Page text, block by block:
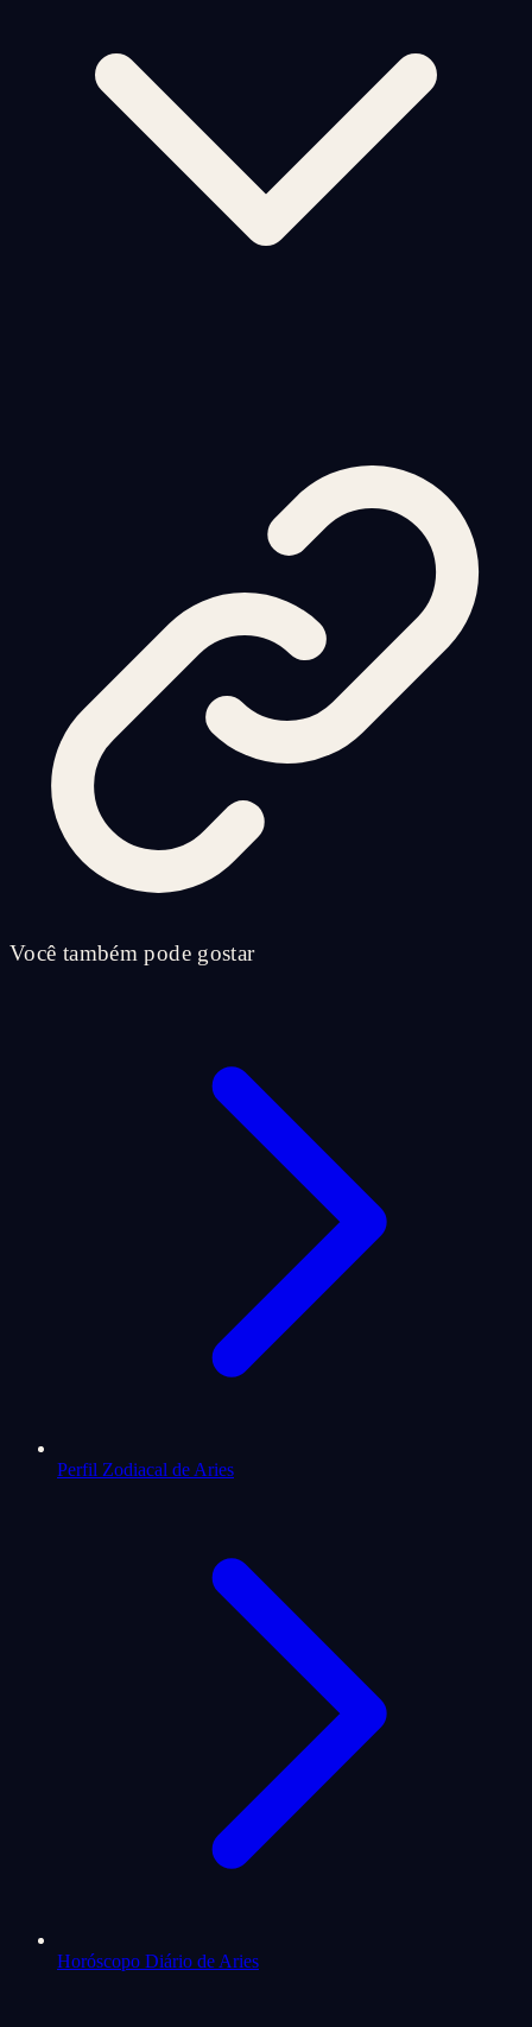
Você também pode gostar
Perfil Zodiacal de Aries
Horóscopo Diário de Aries